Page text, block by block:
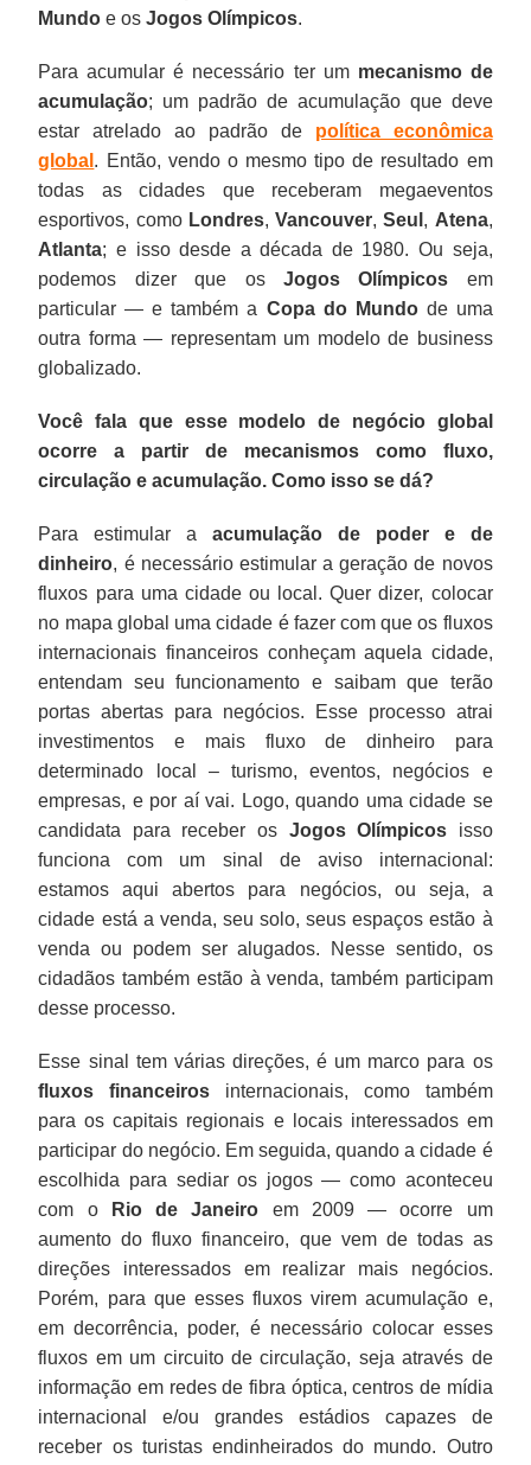
Mundo e osJogos Olímpicos.
Para acumular é necessário ter um mecanismo de
acumulação; um padrão de acumulação que deve
estar atrelado ao padrão de política econômica
global . Então, vendo o mesmo tipo de resultado em
todas as cidades que receberam megaeventos
esportivos, como Londres,Vancouver,Seul , Atena,
Atlanta; e isso desde a década de 1980. Ou seja,
podemos dizer que os Jogos Olímpicos em
particular — e também a Copa do Mundode uma
outra forma — representam um modelo de business
globalizado.
Você fala que esse modelo de negócio global
ocorre a partir de mecanismos como fluxo,
circulação e acumulação. Como isso se dá?
Para estimular aacumulação de poder e de
dinheiro, é necessário estimular a geração de novos
fluxos para uma cidade ou local. Quer dizer, colocar
no mapa global uma cidade é fazer com que os fluxos
internacionais financeiros conheçam aquela cidade,
entendam seu funcionamento e saibam que terão
portas abertas para negócios. Esse processo atrai
investimentos e mais fluxo de dinheiro para
determinado local – turismo, eventos, negócios e
empresas, e por aí vai. Logo, quando uma cidade se
candidata para receber os Jogos Olímpicos isso
funciona com um sinal de aviso internacional:
estamos aqui abertos para negócios, ou seja, a
cidade está a venda, seu solo, seus espaços estão à
venda ou podem ser alugados. Nesse sentido, os
cidadãos também estão à venda, também participam
desse processo.
Esse sinal tem várias direções, é um marco para os
fluxos financeiros internacionais, como também
para os capitais regionais e locais interessados em
participar do negócio. Em seguida, quando a cidade é
escolhida para sediar os jogos — como aconteceu
com o
Rio de Janeiro em 2009 — ocorre um
aumento do fluxo financeiro, que vem de todas as
direções interessados em realizar mais negócios.
Porém, para que esses fluxos virem acumulação e,
em decorrência, poder, é necessário colocar esses
fluxos em um circuito de circulação, seja através de
informação em redes de fibra óptica, centros de mídia
internacional e/ou grandes estádios capazes de
receber os turistas endinheirados do mundo. Outro